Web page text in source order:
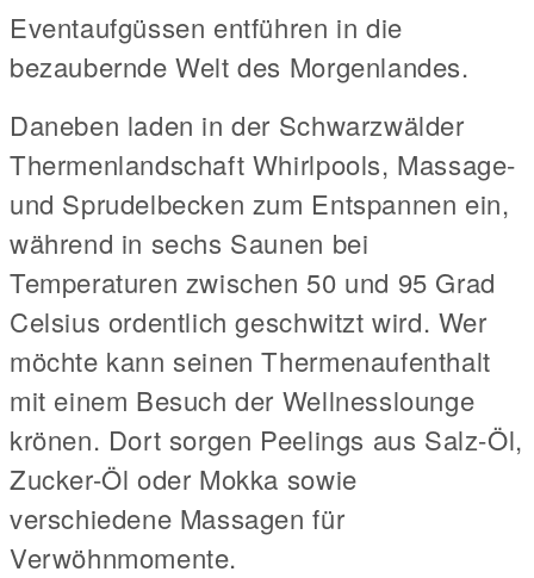
Eventaufgüssen entführen in die
bezaubernde Welt des Morgenlandes.
Daneben laden in der Schwarzwälder
Thermenlandschaft Whirlpools, Massage-
und Sprudelbecken zum Entspannen ein,
während in sechs Saunen bei
Temperaturen zwischen 50 und 95 Grad
Celsius ordentlich geschwitzt wird. Wer
möchte kann seinen Thermenaufenthalt
mit einem Besuch der Wellnesslounge
krönen. Dort sorgen Peelings aus Salz-Öl,
Zucker-Öl oder Mokka sowie
verschiedene Massagen für
Verwöhnmomente.